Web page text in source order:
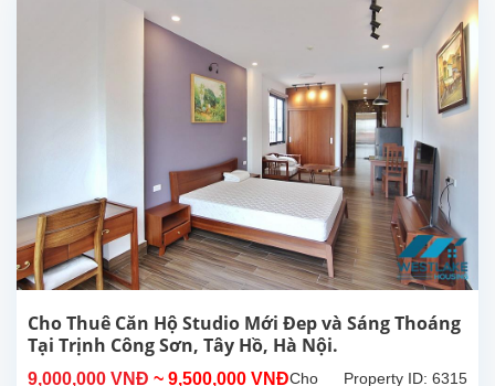
Từ
Hòa,
Tây
Hồ.
Tổng
diện
tích
sử
dụng
300m2,
phòng
Cho Thuê Căn Hộ Studio Mới Đep và Sáng Thoáng
Tại Trịnh Công Sơn, Tây Hồ, Hà Nội.
9,000,000 VNĐ ~ 9,500,000 VNĐ Property ID: 6315
Cho